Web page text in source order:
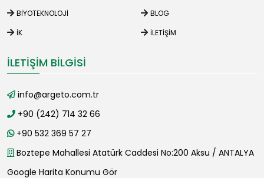
BIYOTEKNOLOJI
BLOG
İK
İLETIŞIM
İLETIŞIM BILGISI
info@argeto.com.tr
+90 (242) 714 32 66
+90 532 369 57 27
Boztepe Mahallesi Atatürk Caddesi No:200 Aksu / ANTALYA
Google Harita Konumu Gör